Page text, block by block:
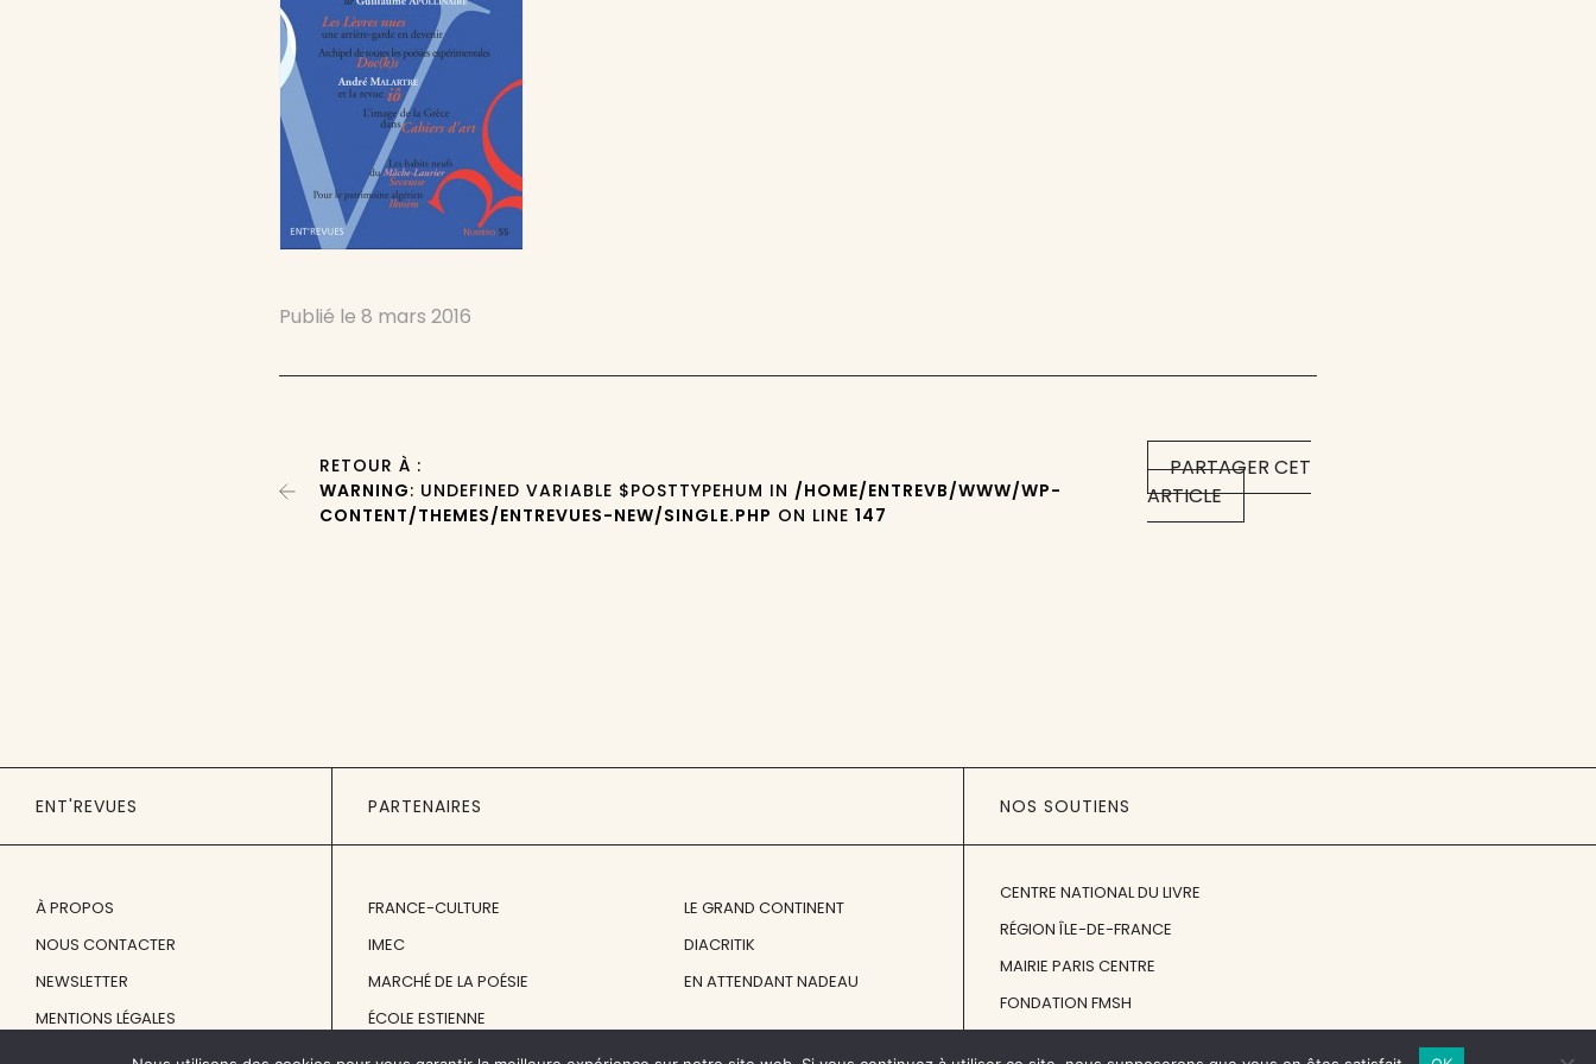
Publié le8 mars 2016
PARTAGER CET
ARTICLE
RETOUR À :
WARNING: UNDEFINED VARIABLE $POSTTYPEHUM IN /HOME/ENTREVB/WWW/WP-
CONTENT/THEMES/ENTREVUES-NEW/SINGLE.PHP ON LINE147
ENT'REVUES
À PROPOS
NOUS CONTACTER
NEWSLETTER
MENTIONS LÉGALES
PARTENAIRES
FRANCE-CULTURE
IMEC
MARCHÉ DE LA POÉSIE
ÉCOLE ESTIENNE
LE GRAND CONTINENT
DIACRITIK
EN ATTENDANT NADEAU
NOS SOUTIENS
CENTRE NATIONAL DU LIVRE
RÉGION ÎLE-DE-FRANCE
MAIRIE PARIS CENTRE
FONDATION FMSH